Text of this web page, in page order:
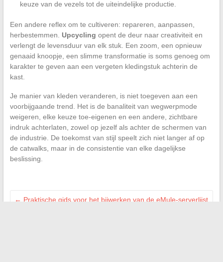
keuze van de vezels tot de uiteindelijke productie.
Een andere reflex om te cultiveren: repareren, aanpassen,
herbestemmen. Upcycling opent de deur naar creativiteit en
verlengt de levensduur van elk stuk. Een zoom, een opnieuw
genaaid knoopje, een slimme transformatie is soms genoeg om
karakter te geven aan een vergeten kledingstuk achterin de
kast.
Je manier van kleden veranderen, is niet toegeven aan een
voorbijgaande trend. Het is de banaliteit van wegwerpmode
weigeren, elke keuze toe-eigenen en een andere, zichtbare
indruk achterlaten, zowel op jezelf als achter de schermen van
de industrie. De toekomst van stijl speelt zich niet langer af op
de catwalks, maar in de consistentie van elke dagelijkse
beslissing.
← Praktische gids voor het bijwerken van de eMule-serverlijst